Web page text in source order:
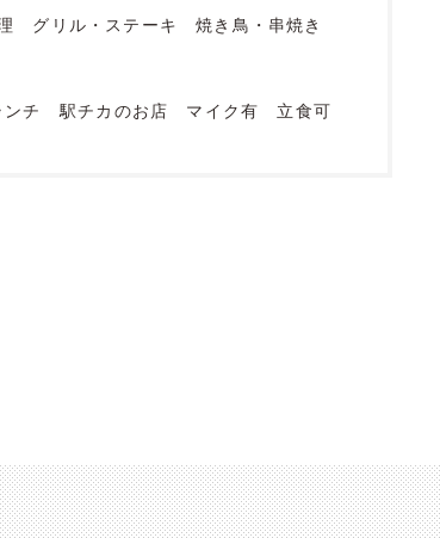
グリル・ステーキ
焼き鳥・串焼き
ンチ 駅チカのお店 マイク有
立食可